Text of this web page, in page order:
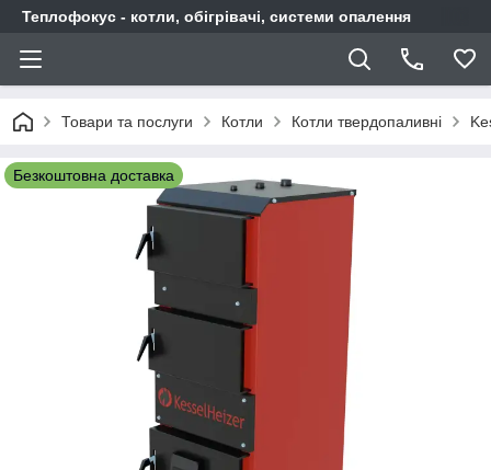
Теплофокус - котли, обігрівачі, системи опалення
Товари та послуги Котли Котли твердопаливні
Безкоштовна доставка